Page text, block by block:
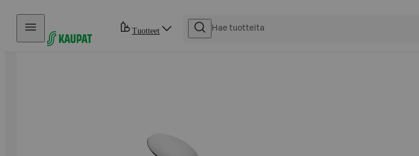
Hyppää sisältöön
Tuotteet